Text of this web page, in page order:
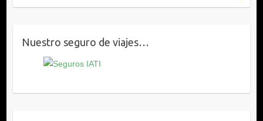
Nuestro seguro de viajes…